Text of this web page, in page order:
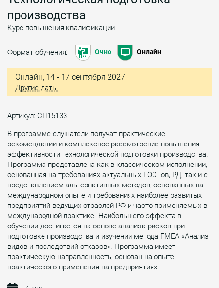
производства
Курс повышения квалификации
Формат обучения: Очно Онлайн
Онлайн, 14 - 17 сентября 2027
Другие даты
Артикул: СП15133
В программе слушатели получат практические
рекомендации и комплексное рассмотрение повышения
эффективности технологической подготовки производства.
Программа представлена как в классическом исполнении,
основанная на требованиях актуальных ГОСТов, РД, так и с
представлением альтернативных методов, основанных на
международном опыте и требованиях наиболее развитых
предприятий ведущих отраслей РФ и часто применяемых в
международной практике. Наибольшего эффекта в
обучении достигается на основе анализа рисков при
подготовке производства и изучении метода FMEA «Анализ
видов и последствий отказов». Программа имеет
практическую направленность, основан на опыте
практического применения на предприятиях.